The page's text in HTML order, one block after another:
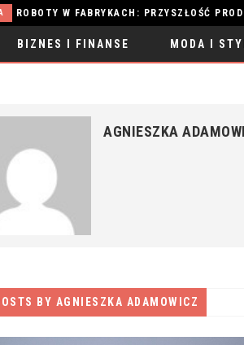
ROBOTY W FABRYKACH: PRZYSZŁOŚĆ
BIZNES I FINANSE MODA I
AGNIESZKA
BY AGNIESZKA ADAMOWICZ